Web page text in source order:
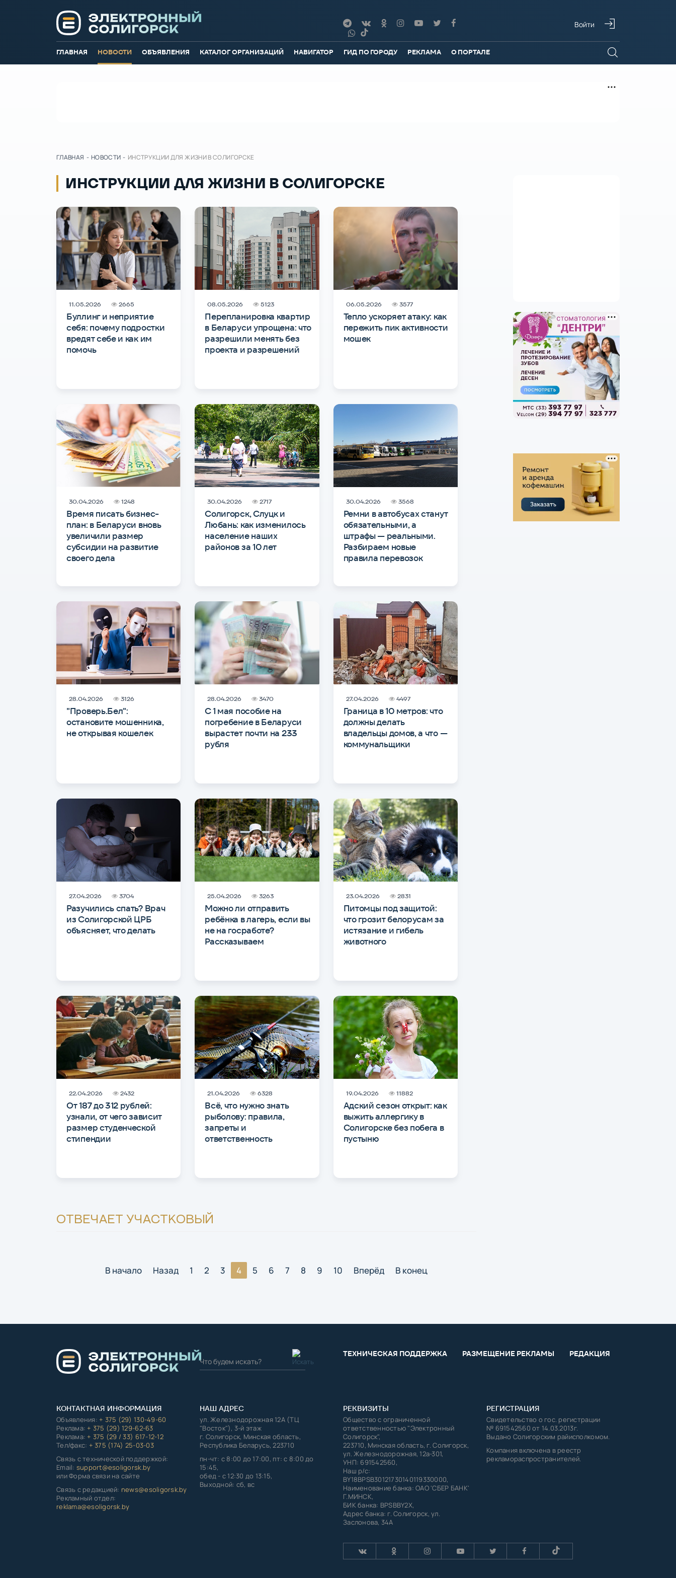
Войти
ГЛАВНАЯ НОВОСТИ ОБЪЯВЛЕНИЯ КАТАЛОГ ОРГАНИЗАЦИЙ НАВИГАТОР ГИД ПО ГОРОДУ РЕКЛАМА О ПОРТАЛЕ
ГЛАВНАЯ - НОВОСТИ - ИНСТРУКЦИИ ДЛЯ ЖИЗНИ В СОЛИГОРСКЕ
ИНСТРУКЦИИ ДЛЯ ЖИЗНИ В СОЛИГОРСКЕ
Буллинг и неприятие
себя: почему подростки
вредят себе и как им
помочь
11.05.2026 2665
Перепланировка квартир
в Беларуси упрощена: что
разрешили менять без
проекта и разрешений
08.05.2026 5123
Тепло ускоряет атаку: как
пережить пик активности
мошек
06.05.2026 3577
Время писать бизнес-
план: в Беларуси вновь
увеличили размер
субсидии на развитие
своего дела
30.04.2026 1248
Солигорск, Слуцк и
Любань: как изменилось
население наших
районов за 10 лет
30.04.2026 2717
Ремни в автобусах станут
обязательными, а
штрафы — реальными.
Разбираем новые
правила перевозок
30.04.2026 3568
"Проверь.Бел":
остановите мошенника,
не открывая кошелек
28.04.2026 3126
С 1 мая пособие на
погребение в Беларуси
вырастет почти на 233
рубля
28.04.2026 3470
Граница в 10 метров: что
должны делать
владельцы домов, а что —
коммунальщики
27.04.2026 4497
Разучились спать? Врач
из Солигорской ЦРБ
объясняет, что делать
27.04.2026 3704
Можно ли отправить
ребёнка в лагерь, если вы
не на госработе?
Рассказываем
25.04.2026 3263
Питомцы под защитой:
что грозит белорусам за
истязание и гибель
животного
23.04.2026 2831
От 187 до 312 рублей:
узнали, от чего зависит
размер студенческой
стипендии
22.04.2026 2432
Всё, что нужно знать
рыболову: правила,
запреты и
ответственность
21.04.2026 6328
Адский сезон открыт: как
выжить аллергику в
Солигорске без побега в
пустыню
19.04.2026 11882
ОТВЕЧАЕТ УЧАСТКОВЫЙ
В начало Назад 1 2 3 4 5 6 7 8 9 10 Вперёд В конец
ТЕХНИЧЕСКАЯ ПОДДЕРЖКА РАЗМЕЩЕНИЕ РЕКЛАМЫ РЕДАКЦИЯ
КОНТАКТНАЯ ИНФОРМАЦИЯ
Объявления:+ 375 (29) 130-49-60
Реклама:+ 375 (29) 129-62-63
Реклама:+ 375 (29 / 33) 617-12-12
Тел/факс: + 375 (174) 25-03-03
Связь с технической поддержкой:
Email: support@esoligorsk.by
или Форма связи на сайте
Связь с редакцией: news@esoligorsk.by
Рекламный отдел:
reklama@esoligorsk.by
НАШ АДРЕС
ул. Железнодорожная 12А (ТЦ
"Восток"), 3-й этаж
г. Солигорск, Минская область,
Республика Беларусь, 223710
пн-чт: с 8:00 до 17:00, пт: с 8:00 до
15:45,
обед - с 12:30 до 13:15,
Выходной: сб, вс
РЕКВИЗИТЫ
Общество с ограниченной
ответственностью "Электронный
Солигорск",
223710, Минская область, г. Солигорск,
ул. Железнодорожная, 12а-301,
УНП: 691542560,
Наш р/с:
BY18BPSB30121730140119330000,
Наименование банка: ОАО 'СБЕР БАНК'
Г.МИНСК,
БИК банка: BPSBBY2X,
Адрес банка: г. Солигорск, ул.
Заслонова, 34А
РЕГИСТРАЦИЯ
Свидетельство о гос. регистрации
№ 691542560 от 14.03.2013г.
Выдано Солигорским райисполкомом.
Компания включена в реестр
рекламораспространителей.